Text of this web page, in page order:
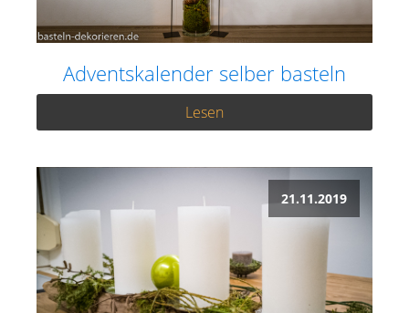
Adventskalender selber basteln
Lesen
21.11.2019